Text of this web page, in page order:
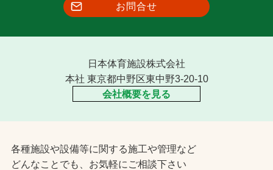
お問合せ
日本体育施設株式会社
本社 東京都中野区東中野3-20-10
会社概要を見る
各種施設や設備等に関する施工や管理など
どんなことでも、お気軽にご相談下さい